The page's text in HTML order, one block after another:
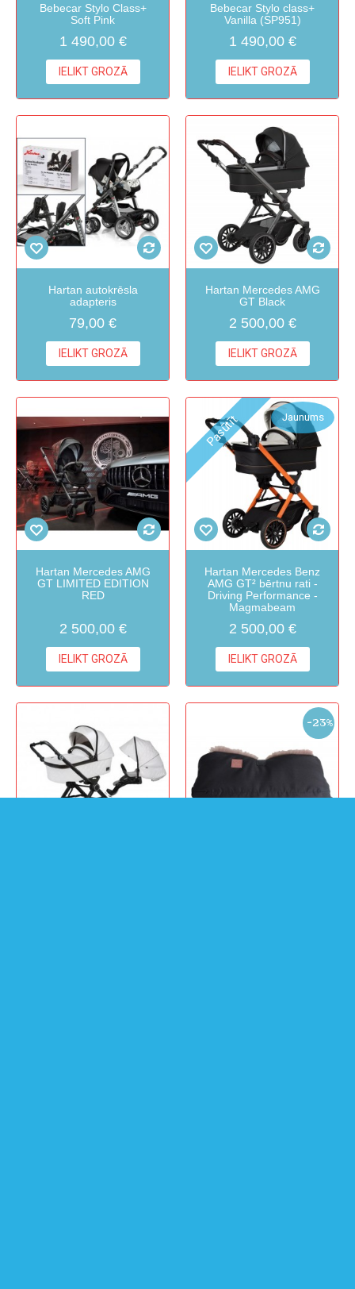
Bebecar Stylo Class+
Soft Pink
1 490,00 €
IELIKT GROZĀ
Bebecar Stylo class+
Vanilla (SP951)
1 490,00 €
IELIKT GROZĀ
Hartan autokrēsla
adapteris
79,00 €
IELIKT GROZĀ
Hartan Mercedes AMG
GT Black
2 500,00 €
IELIKT GROZĀ
Hartan Mercedes AMG
GT LIMITED EDITION
RED
2 500,00 €
IELIKT GROZĀ
Jaunums
Pasūtīt
Hartan Mercedes Benz
AMG GT² bērtnu rati -
Driving Performance -
Magmabeam
2 500,00 €
IELIKT GROZĀ
-23%